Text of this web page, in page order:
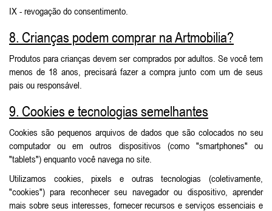
IX - revogação do consentimento.
8. Crianças podem comprar na Artmobilia?
Produtos para crianças devem ser comprados por adultos. Se você tem
menos de 18 anos, precisará fazer a compra junto com um de seus
pais ou responsável.
9. Cookies e tecnologias semelhantes
Cookies são pequenos arquivos de dados que são colocados no seu
computador ou em outros dispositivos (como "smartphones" ou
"tablets") enquanto você navega no site.
Utilizamos cookies, pixels e outras tecnologias (coletivamente,
"cookies") para reconhecer seu navegador ou dispositivo, aprender
mais sobre seus interesses, fornecer recursos e serviços essenciais e